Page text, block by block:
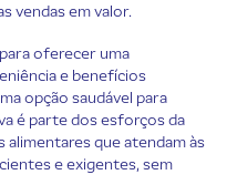
vendas em valor.
oferecer uma
e benefícios
opção saudável para
é parte dos esforços da
que atendam às
e exigentes, sem